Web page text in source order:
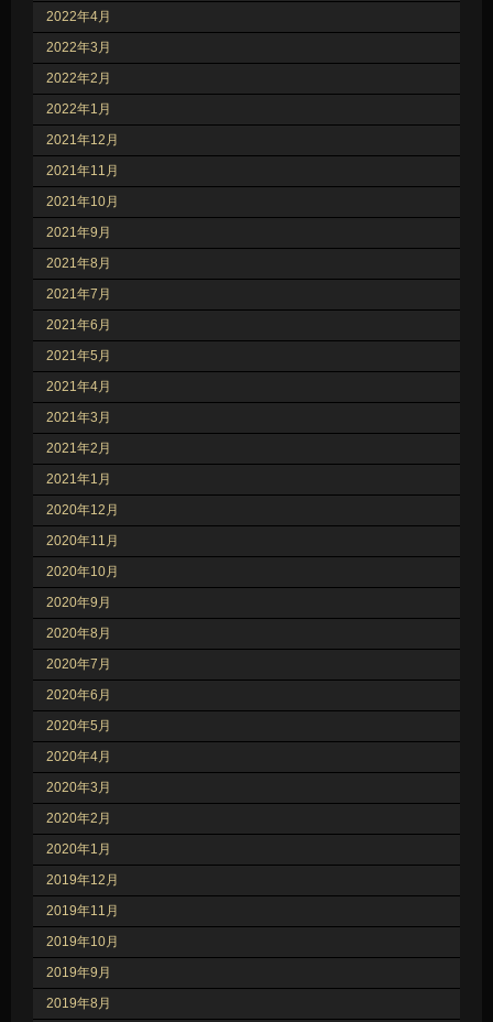
2022年4月
2022年3月
2022年2月
2022年1月
2021年12月
2021年11月
2021年10月
2021年9月
2021年8月
2021年7月
2021年6月
2021年5月
2021年4月
2021年3月
2021年2月
2021年1月
2020年12月
2020年11月
2020年10月
2020年9月
2020年8月
2020年7月
2020年6月
2020年5月
2020年4月
2020年3月
2020年2月
2020年1月
2019年12月
2019年11月
2019年10月
2019年9月
2019年8月